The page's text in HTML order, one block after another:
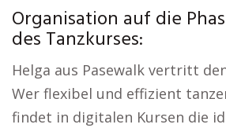
Organisation auf die
des Tanzkurses:
Helga aus Pasewalk vertritt
Wer flexibel und effizient
findet in digitalen Kursen die